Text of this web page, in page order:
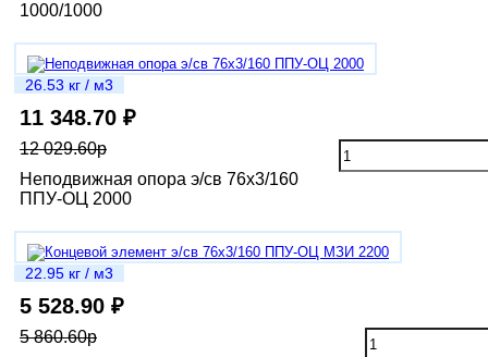
1000/1000
26.53 кг / м3
11 348.70 ₽
12 029.60р
Неподвижная опора э/св 76х3/160
ППУ-ОЦ 2000
22.95 кг / м3
5 528.90 ₽
5 860.60р